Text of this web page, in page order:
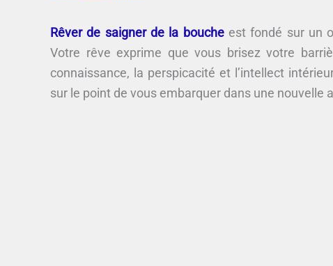
Rêver de saigner de la boucheest fondé sur un
Votre rêve exprime que vous brisez votre
connaissance, la perspicacité et l’intellect
sur le point de vous embarquer dans une nouvelle